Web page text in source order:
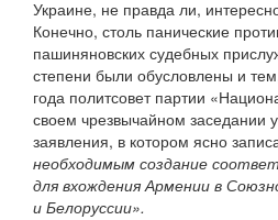
Украине, не правда ли,
Конечно, столь панические
пашиняновских судебных
степени были обусловлены и
года политсовет партии
своем чрезвычайном заседании
заявления, в котором ясно
необходимым создание
для вхождения Армении в
и Белоруссии».